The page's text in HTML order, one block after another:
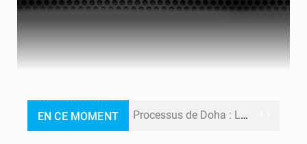
EN CE MOMENT Processus de Doha : La RDC libère 15 prisonniers et réaffirme sa détermination à respecter ses engagements